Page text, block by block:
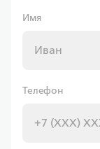
Имя
Телефон